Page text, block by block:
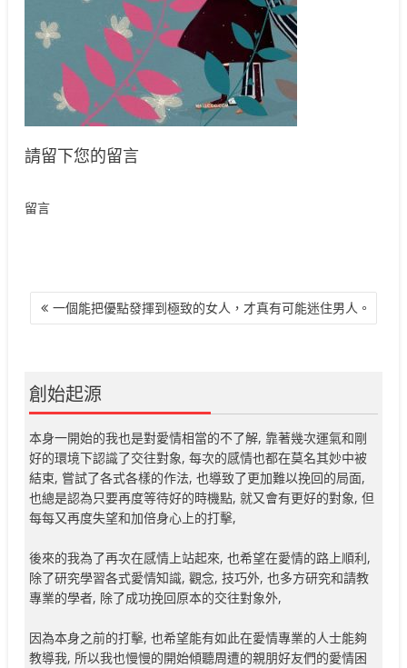
請留下您的留言
留言
文
章 一個能把優點發揮到極致的女人，才真有可能迷住男人。
創始起源
本身一開始的我也是對愛情相當的不了解, 靠著幾次運氣和剛
好的環境下認識了交往對象, 每次的感情也都在莫名其妙中被
結束, 嘗試了各式各樣的作法, 也導致了更加難以挽回的局面,
也總是認為只要再度等待好的時機點, 就又會有更好的對象, 但
每每又再度失望和加倍身心上的打擊,
後來的我為了再次在感情上站起來, 也希望在愛情的路上順利,
除了研究學習各式愛情知識, 觀念, 技巧外, 也多方研究和請教
專業的學者, 除了成功挽回原本的交往對象外,
因為本身之前的打擊, 也希望能有如此在愛情專業的人士能夠
教導我, 所以我也慢慢的開始傾聽周遭的親朋好友們的愛情困